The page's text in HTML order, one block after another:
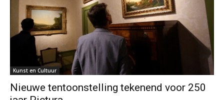
Kunst en Cultuur
Nieuwe tentoonstelling tekenend voor 250